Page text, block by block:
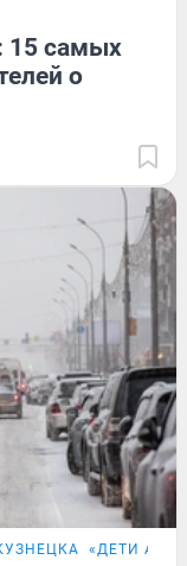
15 самых
о
«ДЕТИ